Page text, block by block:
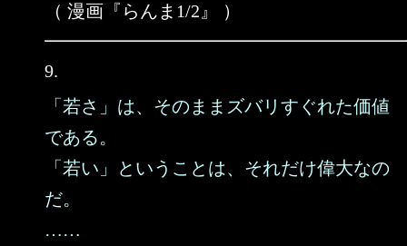
（ 漫画『らんま1/2』 ）
9.
「若さ」は、そのままズバリすぐれた価値
である。
「若い」ということは、それだけ偉大なの
だ。
……